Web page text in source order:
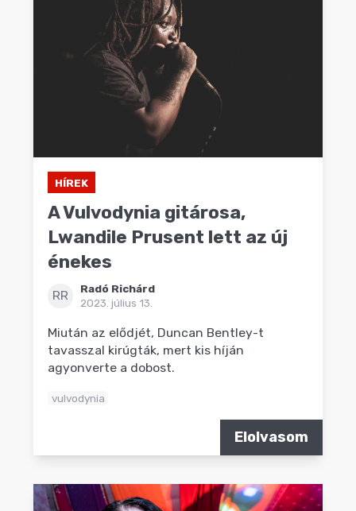
HÍREK
A Vulvodynia gitárosa,
Lwandile Prusent lett az új
énekes
RR
Radó Richárd
2023. július 13.
Miután az elődjét, Duncan Bentley-t
tavasszal kirúgták, mert kis híján
agyonverte a dobost.
vulvodynia
Elolvasom